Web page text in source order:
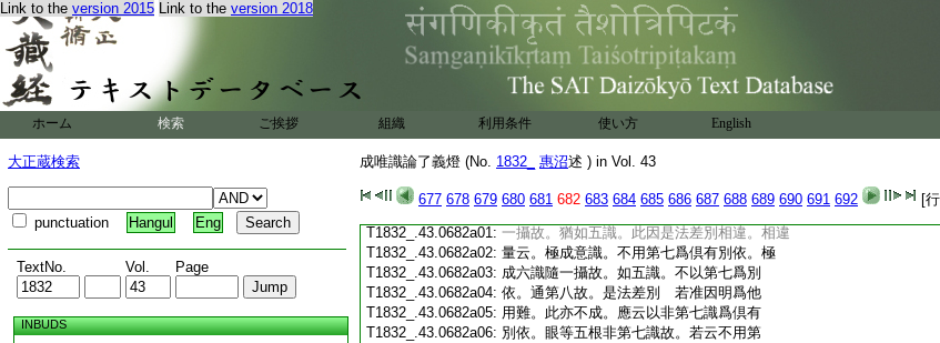
Link to the version 2015 Link to the version 2018
ホーム 検索 ご挨拶 組織 利用条件 使い方 English
大正蔵検索
punctuation Hangul Eng
TextNo. Vol. Page
INBUDS
成唯識論了義燈 (No. 1832_ 惠沼述 ) in Vol. 43
677 678 679 680 681 682 683 684 685 686 687 688 689 690 691 692 [
T1832_.43.0681c19:許。此名有法差別。爲法差別耶。若云法差
T1832_.43.0681c20: 別。相不通餘。若云有法差別。即現在法上。
T1832_.43.0681c21:復不得云數論唯得立我爲思。不得立
T1832_.43.0681c22:
思爲我。無別所以。又理門云。觀彼所立
立法･有法非徳･有徳 此意即許諸法自
T1832_.43.0681c24:性及與差別。隨所立者名法･有法。非定自
T1832_.43.0681c25:性恒名有法。諸法差別恒名爲法。又六識喩
T1832_.43.0681c26: 亦違自相。非頼耶故。應是違二。不唯差
T1832_.43.0681c27:別 又云。如大乘師對小乘師。意許欲立
T1832_.43.0681c28: 第七識故。而不言顯有第七識。方便立云。
T1832_.43.0682a01: 一攝故。猶如五識。此因是法差別相違。相違
T1832_.43.0682a02: 量云。極成意識。不用第七爲倶有別依。極
T1832_.43.0682a03: 成六識隨一攝故。如五識。不以第七爲別
T1832_.43.0682a04: 依。通第八故。是法差別 若准因明爲他
T1832_.43.0682a05: 用難。此亦不成。應云以非第七識爲倶有
T1832_.43.0682a06: 別依。眼等五根非第七識故。若云不用第